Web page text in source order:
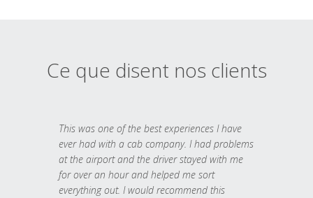
Ce que disent nos clients
This was one of the best experiences I have
ever had with a cab company. I had problems
at the airport and the driver stayed with me
for over an hour and helped me sort
everything out. I would recommend this